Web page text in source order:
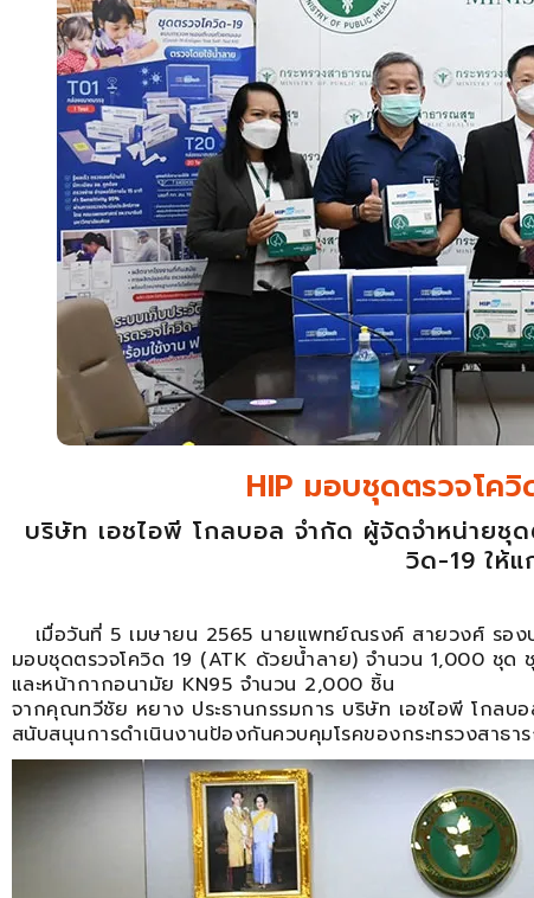
HIP มอบชุดตรวจโค
บริษัท เอชไอพี โกลบอล จำกัด ผู้จัดจำหน่ายชุ
วิด-19 ให้แ
เมื่อวันที่ 5 เมษายน 2565 นายแพทย์ณรงค์ สายวงศ์ รอ
มอบชุดตรวจโควิด 19 (ATK ด้วยน้ำลาย) จำนวน 1,000 ชุด
และหน้ากากอนามัย KN95 จำนวน 2,000 ชิ้น
จากคุณทวีชัย หยาง ประธานกรรมการ บริษัท เอชไอพี โกลบ
สนับสนุนการดำเนินงานป้องกันควบคุมโรคของกระทรวงสาธ